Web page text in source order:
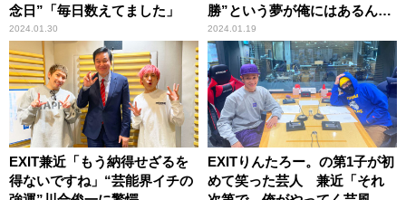
念日”「毎日数えてました」
2024.01.30
勝”という夢が俺にはあるん
で」
2024.01.19
EXIT兼近「もう納得せざるを
得ないですね」“芸能界イチの
EXITりんたろー。の第1子が初
めて笑った芸人 兼近「それ